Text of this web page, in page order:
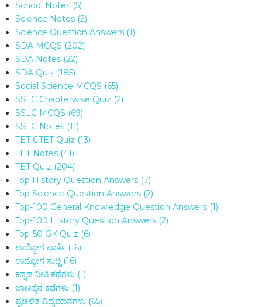
School Notes (5)
Science Notes (2)
Science Question Answers (1)
SDA MCQS (202)
SDA Notes (22)
SDA Quiz (185)
Social Science MCQS (65)
SSLC Chapterwise Quiz (2)
SSLC MCQS (69)
SSLC Notes (11)
TET CTET Quiz (13)
TET Notes (41)
TET Quiz (204)
Top History Question Answers (7)
Top Science Question Answers (2)
Top-100 General Knowledge Question Answers (1)
Top-100 History Question Answers (2)
Top-50 GK Quiz (6)
ಉದ್ಯೋಗ ವಾರ್ತೆ (16)
ಉದ್ಯೋಗ ಸುದ್ದಿ (16)
ಕನ್ನಡ ನೀತಿ ಕಥೆಗಳು (1)
ಚಾಣಕ್ಯನ ಕಥೆಗಳು (1)
ಪ್ರಚಲಿತ ವಿದ್ಯಮಾನಗಳು (65)